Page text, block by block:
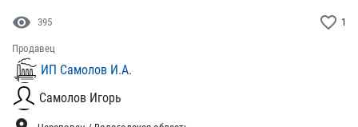
visibility 395 favorite_border 1
Продавец
ИП Самолов И.А.
Самолов Игорь